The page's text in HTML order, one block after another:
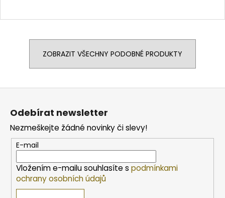
ZOBRAZIT VŠECHNY PODOBNÉ PRODUKTY
Z
Odebírat newsletter
Nezmeškejte žádné novinky či slevy!
E-mail
Vložením e-mailu souhlasíte s podmínkami
ochrany osobních údajů